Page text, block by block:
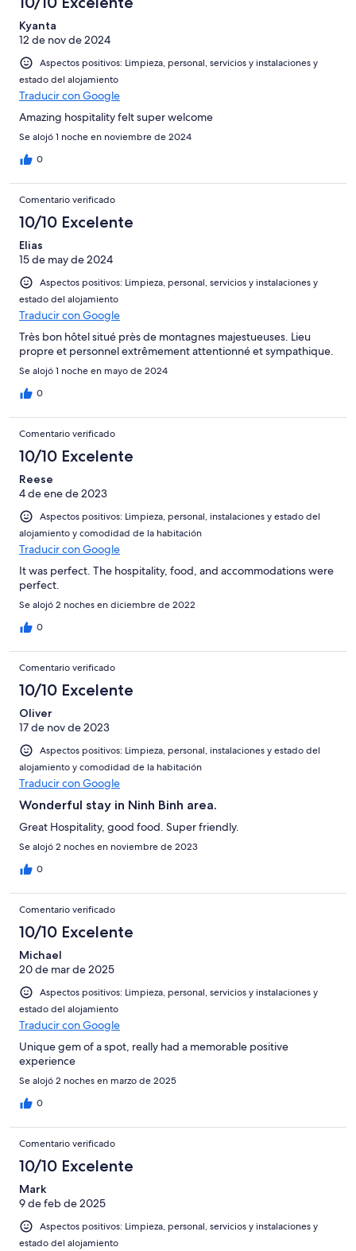
Bueno
Normal
Mediocre
una
puntuación
de
Horrible
Kyanta
12 de nov de 2024
Aspectos positivos: Limpieza, personal, servicios y instalaciones y
estado del alojamiento
Traducir con Google
Amazing hospitality felt super welcome
Se alojó 1 noche en noviembre de 2024
0
Comentario verificado
10/10 Excelente
Elias
15 de may de 2024
Aspectos positivos: Limpieza, personal, servicios y instalaciones y
estado del alojamiento
Traducir con Google
Très bon hôtel situé près de montagnes majestueuses. Lieu
propre et personnel extrêmement attentionné et sympathique.
Se alojó 1 noche en mayo de 2024
0
Comentario verificado
10/10 Excelente
Reese
4 de ene de 2023
Aspectos positivos: Limpieza, personal, instalaciones y estado del
alojamiento y comodidad de la habitación
Traducir con Google
It was perfect. The hospitality, food, and accommodations were
perfect.
Se alojó 2 noches en diciembre de 2022
0
Comentario verificado
10/10 Excelente
Oliver
17 de nov de 2023
Aspectos positivos: Limpieza, personal, instalaciones y estado del
alojamiento y comodidad de la habitación
Traducir con Google
Wonderful stay in Ninh Binh area.
Great Hospitality, good food. Super friendly.
Se alojó 2 noches en noviembre de 2023
0
Comentario verificado
10/10 Excelente
Michael
20 de mar de 2025
Aspectos positivos: Limpieza, personal, servicios y instalaciones y
estado del alojamiento
Traducir con Google
Unique gem of a spot, really had a memorable positive
experience
Se alojó 2 noches en marzo de 2025
0
Comentario verificado
10/10 Excelente
Mark
9 de feb de 2025
Aspectos positivos: Limpieza, personal, servicios y instalaciones y
estado del alojamiento